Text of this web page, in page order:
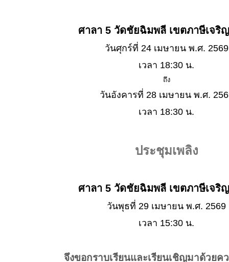
ศาลา 5 วัดชัยฉิมพลี เขตภาษีเจริ
วันศุกร์ที่ 24 เมษายน พ.ศ. 2569
เวลา 18:30 น.
ถึง
วันอังคารที่ 28 เมษายน พ.ศ.
เวลา 18:30 น.
ประชุมเพลิง
ศาลา 5 วัดชัยฉิมพลี เขตภาษีเจริ
วันพุธที่ 29 เมษายน พ.ศ. 2569
เวลา 15:30 น.
จึงขอกราบเรียนและเรียนเชิญมาด้วยค